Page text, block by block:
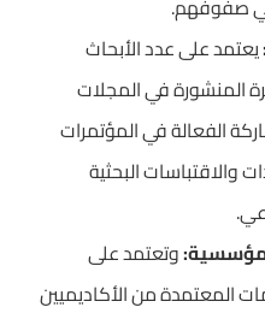
في صفوفهم.
يعتمد على عدد الأبحاث
المنشورة في المجلات
الفعالة في المؤتمرات
والاقتباسات البحثية
وتعتمد على
المعتمدة من الأكاديميين